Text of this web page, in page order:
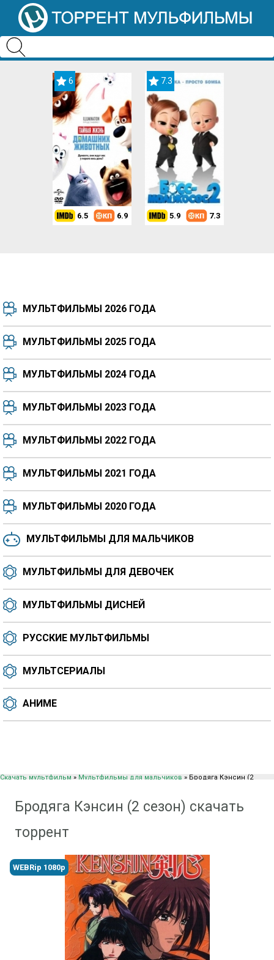
6
6.5 6.9
7.3
5.9 7.3
7.5 8.3
8.3
6.5 6.6
8.2
6.0 6.4
МУЛЬТФИЛЬМЫ 2026 ГОДА
МУЛЬТФИЛЬМЫ 2025 ГОДА
МУЛЬТФИЛЬМЫ 2024 ГОДА
МУЛЬТФИЛЬМЫ 2023 ГОДА
МУЛЬТФИЛЬМЫ 2022 ГОДА
МУЛЬТФИЛЬМЫ 2021 ГОДА
МУЛЬТФИЛЬМЫ 2020 ГОДА
МУЛЬТФИЛЬМЫ ДЛЯ МАЛЬЧИКОВ
МУЛЬТФИЛЬМЫ ДЛЯ ДЕВОЧЕК
МУЛЬТФИЛЬМЫ ДИСНЕЙ
РУССКИЕ МУЛЬТФИЛЬМЫ
МУЛЬТСЕРИАЛЫ
АНИМЕ
Скачать мультфильм » Мультфильмы для мальчиков » Бродяга Кэнсин (2
Бродяга Кэнсин (2 сезон) скачать
торрент
WEBRip 1080p